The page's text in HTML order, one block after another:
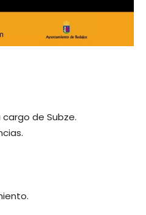
de Subze.